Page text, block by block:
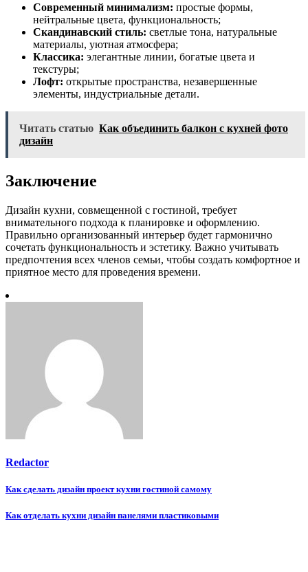
Современный минимализм: простые формы,
нейтральные цвета, функциональность;
Скандинавский стиль: светлые тона, натуральные
материалы, уютная атмосфера;
Классика: элегантные линии, богатые цвета и
текстуры;
Лофт: открытые пространства, незавершенные
элементы, индустриальные детали.
Читать статью Как объединить балкон с кухней фото
дизайн
Заключение
Дизайн кухни, совмещенной с гостиной, требует
внимательного подхода к планировке и оформлению.
Правильно организованный интерьер будет гармонично
сочетать функциональность и эстетику. Важно учитывать
предпочтения всех членов семьи, чтобы создать комфортное и
приятное место для проведения времени.
Redactor
Навигация
по
Как сделать дизайн проект кухни гостиной самому
Как отделать кухни дизайн панелями пластиковыми